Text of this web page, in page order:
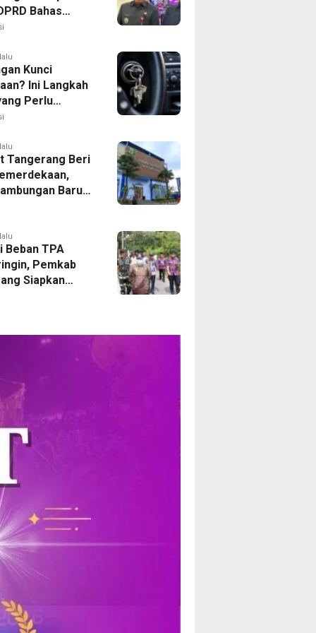
Bahas
KUA-PPAS
Kunci
Ini Langkah
Perlu
Tangerang Beri
Baru
Beban TPA
Pemkab
Siapkan